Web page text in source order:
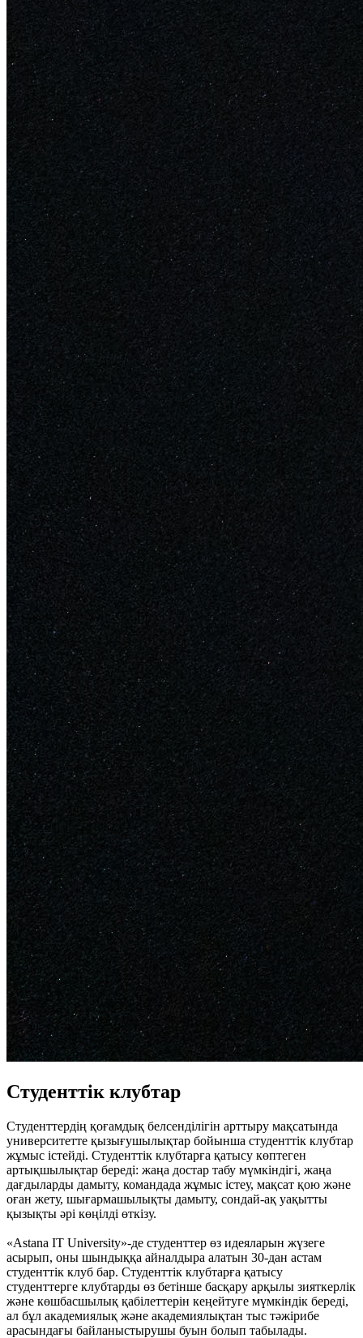
Студенттік клубтар
Студенттердің қоғамдық белсенділігін арттыру мақсатында
университетте қызығушылықтар бойынша студенттік клубтар
жұмыс істейді. Студенттік клубтарға қатысу көптеген
артықшылықтар береді: жаңа достар табу мүмкіндігі, жаңа
дағдыларды дамыту, командада жұмыс істеу, мақсат қою және
оған жету, шығармашылықты дамыту, сондай-ақ уақытты
қызықты әрі көңілді өткізу.
«Astana IT University»-де студенттер өз идеяларын жүзеге
асырып, оны шындыққа айналдыра алатын 30-дан астам
студенттік клуб бар. Студенттік клубтарға қатысу
студенттерге клубтарды өз бетінше басқару арқылы зияткерлік
және көшбасшылық қабілеттерін кеңейтуге мүмкіндік береді,
ал бұл академиялық және академиялықтан тыс тәжірибе
арасындағы байланыстырушы буын болып табылады.